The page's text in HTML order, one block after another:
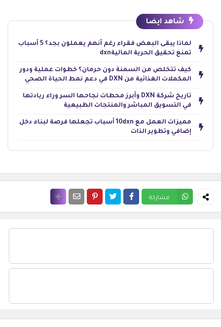
شاهد ايضا
لماذا يبقى البعض فقراء رغم أنهم يعملون بجد؟ 5 أسباب
تمنع تحقيق الحرية الماليةdxn
كيف تتخلص من السمنة دون حرمان؟ خطوات عملية ودور
المكملات الغذائية من DXN في دعم نمط الحياة الصحي
تاريخ شركة DXN وأبرز محطات نجاحها السر وراء ريادتها
في التسويق المباشر والمنتجات الطبيعية
مميزات العمل مع 10dxn أسباب تجعلها فرصة لبناء دخل
إضافي وتطوير الذات
مشاركة